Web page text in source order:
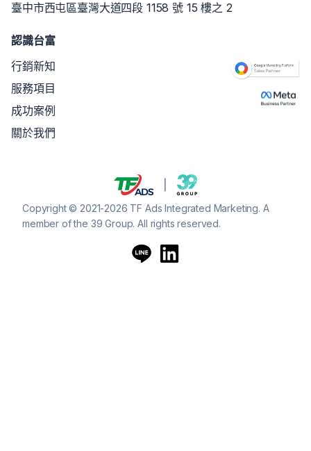
臺中市西屯區臺灣大道四段 1158 號 15 樓之 2
認識台富
行銷新知
服務項目
成功案例
關於我們
Copyright © 2021-2026 TF Ads Integrated Marketing. A
member of the 39 Group. All rights reserved.